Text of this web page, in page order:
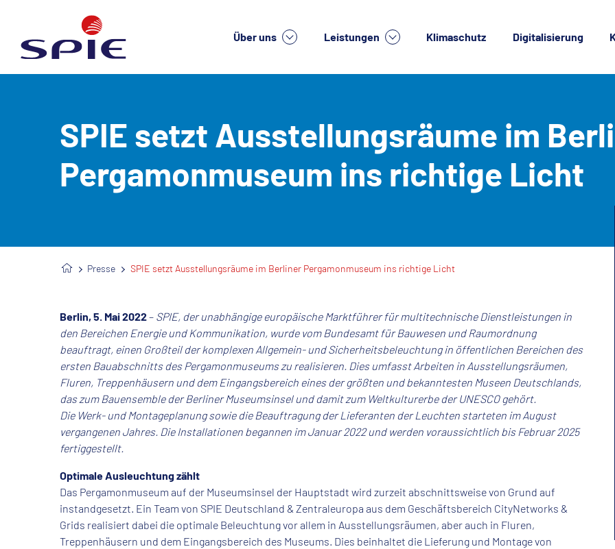
Über uns Leistungen Klimaschutz Digitalisierung
SPIE setzt Ausstellungsräume im
Pergamonmuseum ins richtige Licht
Presse SPIE setzt Ausstellungsräume im Berliner Pergamonmuseum ins richtige Licht
Berlin, 5. Mai 2022– SPIE, der unabhängige europäische Marktführer für multitechnische Dienstleistungen in
den Bereichen Energie und Kommunikation, wurde vom Bundesamt für Bauwesen und Raumordnung
beauftragt, einen Großteil der komplexen Allgemein- und Sicherheitsbeleuchtung in öffentlichen Bereichen des
ersten Bauabschnitts des Pergamonmuseums zu realisieren. Dies umfasst Arbeiten in Ausstellungsräumen,
Fluren, Treppenhäusern und dem Eingangsbereich eines der größten und bekanntesten Museen Deutschlands,
das zum Bauensemble der Berliner Museumsinsel und damit zum Weltkulturerbe der UNESCO gehört.
Die Werk- und Montageplanung sowie die Beauftragung der Lieferanten der Leuchten starteten im August
vergangenen Jahres. Die Installationen begannen im Januar 2022 und werden voraussichtlich bis Februar 2025
fertiggestellt.
Optimale Ausleuchtung zählt
Das Pergamonmuseum auf der Museumsinsel der Hauptstadt wird zurzeit abschnittsweise von Grund auf
instandgesetzt. Ein Team von SPIE Deutschland & Zentraleuropa aus dem Geschäftsbereich CityNetworks &
Grids realisiert dabei die optimale Beleuchtung vor allem in Ausstellungsräumen, aber auch in Fluren,
Treppenhäusern und dem Eingangsbereich des Museums. Dies beinhaltet die Lieferung und Montage von